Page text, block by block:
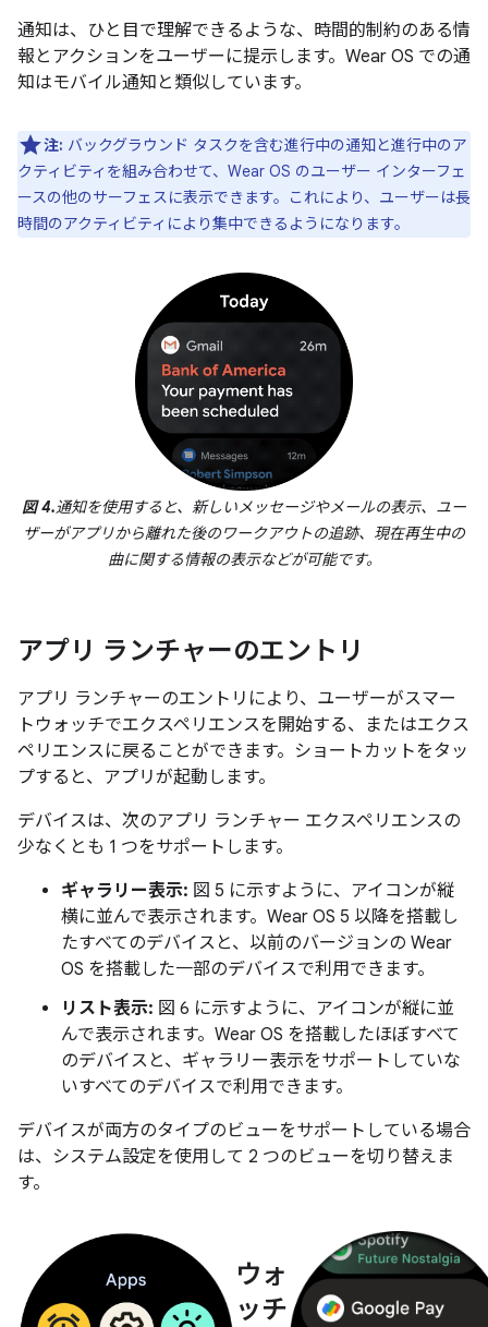
通知は、ひと目で理解できるような、時間的制約のある情
報とアクションをユーザーに提示します。Wear OS での通
知はモバイル通知と類似しています。
注: バックグラウンド タスクを含む進行中の通知と進行中のア
クティビティを組み合わせて、Wear OS のユーザー インターフェ
ースの他のサーフェスに表示できます。これにより、ユーザーは長
時間のアクティビティにより集中できるようになります。
図 4.通知を使用すると、新しいメッセージやメールの表示、ユー
ザーがアプリから離れた後のワークアウトの追跡、現在再生中の
曲に関する情報の表示などが可能です。
アプリ ランチャーのエントリ
アプリ ランチャーのエントリにより、ユーザーがスマー
トウォッチでエクスペリエンスを開始する、またはエクス
ペリエンスに戻ることができます。ショートカットをタッ
プすると、アプリが起動します。
デバイスは、次のアプリ ランチャー エクスペリエンスの
少なくとも 1 つをサポートします。
ギャラリー表示: 図 5 に示すように、アイコンが縦
横に並んで表示されます。Wear OS 5 以降を搭載し
たすべてのデバイスと、以前のバージョンの Wear
OS を搭載した一部のデバイスで利用できます。
リスト表示: 図 6 に示すように、アイコンが縦に並
んで表示されます。Wear OS を搭載したほぼすべて
のデバイスと、ギャラリー表示をサポートしていな
いすべてのデバイスで利用できます。
デバイスが両方のタイプのビューをサポートしている場合
は、システム設定を使用して 2 つのビューを切り替えま
す。
ウォ
ッチ